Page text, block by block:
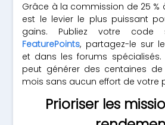
Grâce à la commission de 25 %
est le levier le plus puissant
gains. Publiez votre code
FeaturePoints, partagez-le sur
et dans les forums spécialisés.
peut générer des centaines
mois sans aucun effort de votre
Prioriser les